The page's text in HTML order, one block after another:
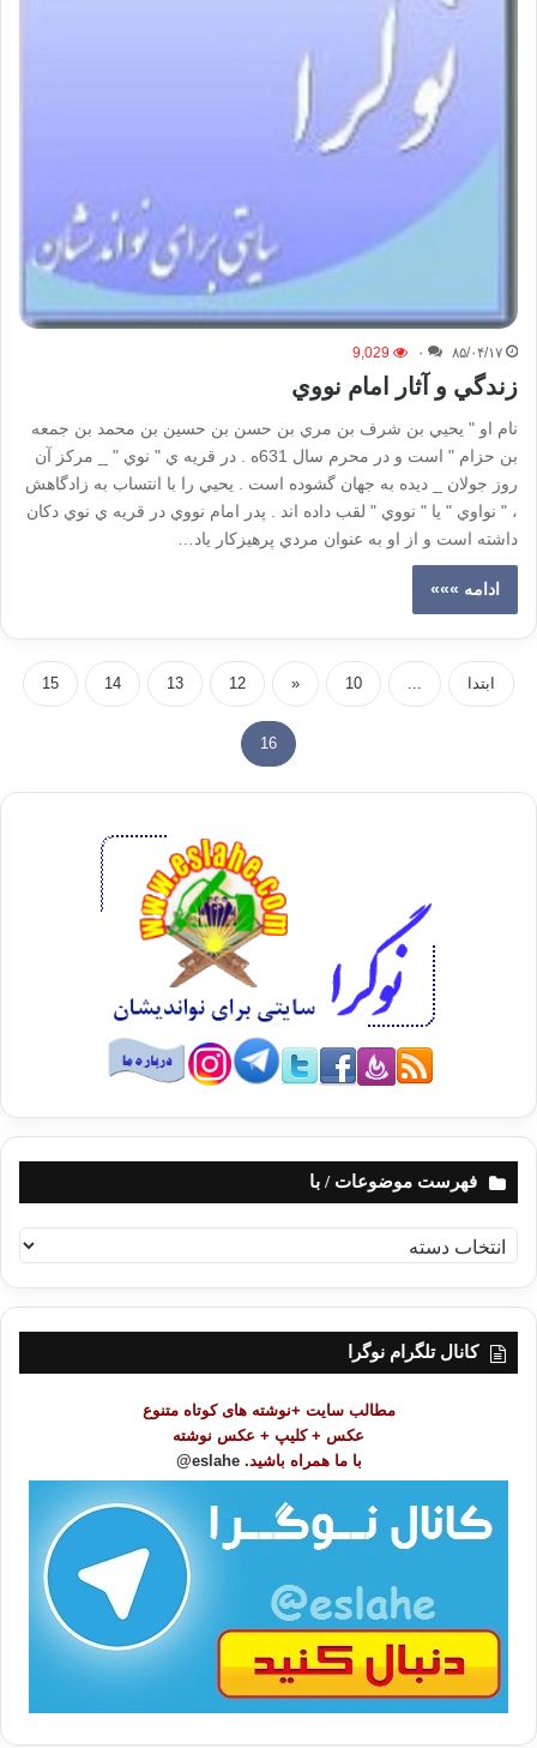
۸۵/۰۴/۱۷ ۰ 9,029
زندگي و آثار امام نووي
نام او " يحيي بن شرف بن مري بن حسن بن حسين بن محمد بن جمعه
بن حزام " است و در محرم سال 631ه . در قريه ي " نوي " _ مركز آن
روز جولان _ ديده به جهان گشوده است . يحيي را با انتساب به زادگاهش
، " نواوي " يا " نووي " لقب داده اند . پدر امام نووي در قريه ي نوي دكان
داشته است و از او به عنوان مردي پرهيزكار ياد…
ادامه »»»
ابتدا ...
10
«
12
13
14
15
16
فهرست موضوعات / با
ه
ر
کانال تلگرام نوگرا
مطالب سایت +نوشته های کوتاه متنوع
عکس + کلیپ + عکس نوشته
با ما همراه باشید. eslahe@